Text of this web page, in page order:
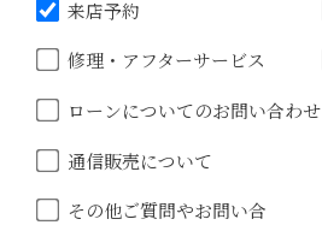
来店予約
修理・アフターサービス
ローンについてのお問い合わせ
通信販売について
その他ご質問やお問い合